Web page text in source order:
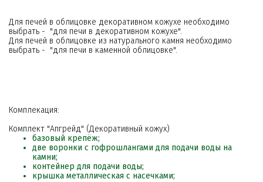
Для печей в облицовке декоративном кожухе необходимо
выбрать - "для печи в декоративном кожухе".
Для печей в облицовке из натурального камня необходимо
выбрать - "для печи в каменной облицовке".
Комплекация:
Комплект "Апгрейд" (Декоративный кожух)
базовый крепёж;
две воронки с гофрошлангами для подачи воды на
камни;
контейнер для подачи воды;
крышка металлическая с насечками;